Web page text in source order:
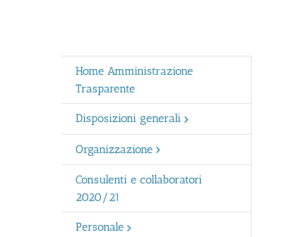
Home Amministrazione
Trasparente
Disposizioni generali
Organizzazione
Consulenti e collaboratori
2020/21
Personale